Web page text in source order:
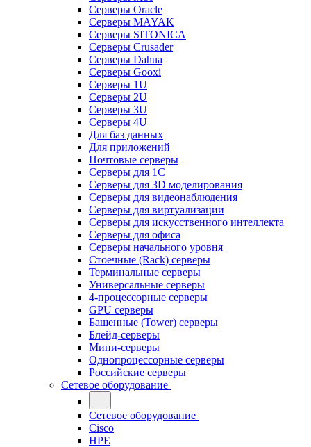
Серверы Oracle
Серверы MAYAK
Серверы SITONICA
Серверы Crusader
Серверы Dahua
Серверы Gooxi
Серверы 1U
Серверы 2U
Серверы 3U
Серверы 4U
Для баз данных
Для приложений
Почтовые серверы
Серверы для 1С
Серверы для 3D моделирования
Серверы для видеонаблюдения
Серверы для виртуализации
Серверы для искусственного интеллекта
Серверы для офиса
Серверы начального уровня
Стоечные (Rack) серверы
Терминальные серверы
Универсальные серверы
4-процессорные серверы
GPU серверы
Башенные (Tower) серверы
Блейд-серверы
Мини-серверы
Однопроцессорные серверы
Российские серверы
Сетевое оборудование
Сетевое оборудование
Cisco
HPE